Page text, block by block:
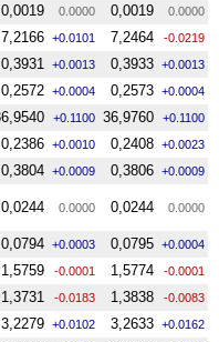
0,0019 0.0000 0,0019 0.0000
7,2166 +0.0101 7,2464 -0.0219
0,3931 +0.0013 0,3933 +0.0013
0,2572 +0.0004 0,2573 +0.0004
+0.1100 36,9760 +0.1100
0,2386 +0.0010 0,2408 +0.0023
0,3804 +0.0009 0,3806 +0.0009
0,0244 0.0000 0,0244 0.0000
0,0794 +0.0003 0,0795 +0.0004
1,5759 -0.0001 1,5774 -0.0001
1,3731 -0.0183 1,3838 -0.0083
3,2279 +0.0102 3,2633 +0.0162